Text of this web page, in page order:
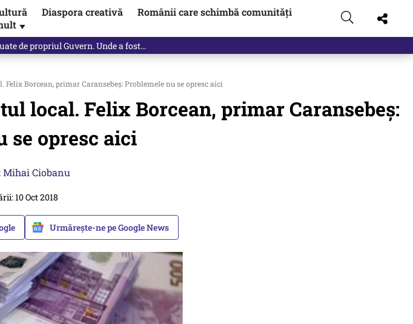
Diaspora creativă
Românii care schimbă comunități
▼
de propriul Guvern. Unde a fost…
Borcean, primar Caransebeş: Problemele nu se opresc aici
local. Felix Borcean, primar Caransebeş:
se opresc aici
Mihai Ciobanu
10 Oct 2018
Urmărește-ne pe Google News